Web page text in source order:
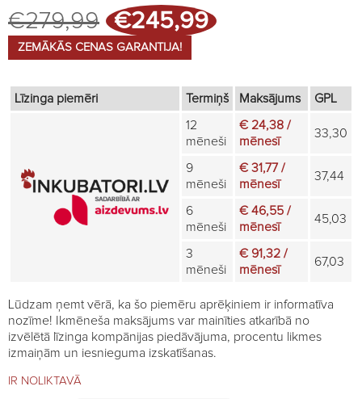
€279,99 Original
price
was:
€279,99.
€245,99
ZEMĀKĀS CENAS GARANTIJA!
Līzinga piemēri Termiņš Maksājums GPL
12
mēneši
€ 24,38 /
mēnesī
33,30
9
mēneši
€ 31,77 /
mēnesī
37,44
6
mēneši
€ 46,55 /
mēnesī
45,03
3
mēneši
€ 91,32 /
mēnesī
67,03
Lūdzam ņemt vērā, ka šo piemēru aprēķiniem ir informatīva
nozīme! Ikmēneša maksājums var mainīties atkarībā no
izvēlētā līzinga kompānijas piedāvājuma, procentu likmes
izmaiņām un iesnieguma izskatīšanas.
IR NOLIKTAVĀ